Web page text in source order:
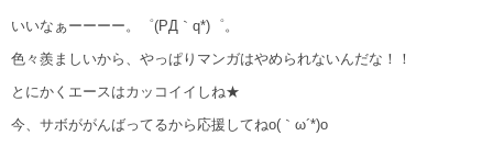
いいなぁーーーー。゜(PД｀q*)゜。
色々羨ましいから、やっぱりマンガはやめられないんだな！！
とにかくエースはカッコイイしね★
今、サボががんばってるから応援してねo(｀ω´*)o